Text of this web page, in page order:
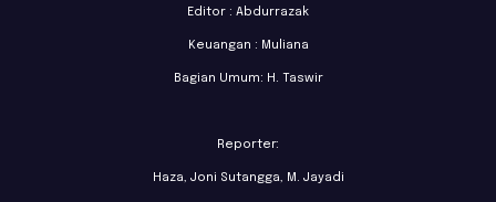
Editor : Abdurrazak
Keuangan : Muliana
Bagian Umum: H. Taswir
Reporter:
Haza, Joni Sutangga, M. Jayadi